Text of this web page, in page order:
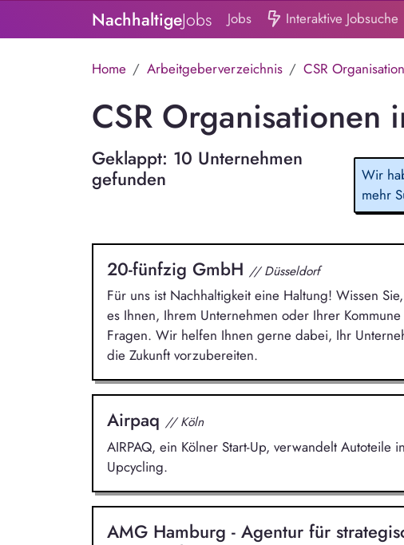
NachhaltigeJobs Jobs Interaktive Jobsuche
Home Arbeitgeberverzeichnis CSR
CSR Organisationen
Geklappt: 10 Unternehmen
gefunden
Wir
mehr
20-fünfzig GmbH // Düsseldorf
Für uns ist Nachhaltigkeit eine Haltung! Wissen
es Ihnen, Ihrem Unternehmen oder Ihrer
Fragen. Wir helfen Ihnen gerne dabei, Ihr
die Zukunft vorzubereiten.
Airpaq // Köln
AIRPAQ, ein Kölner Start-Up, verwandelt Autoteile
Upcycling.
AMG Hamburg - Agentur für